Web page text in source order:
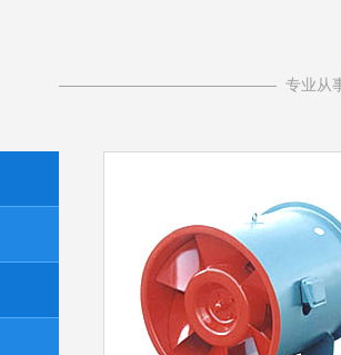
—————————————— 专业从事